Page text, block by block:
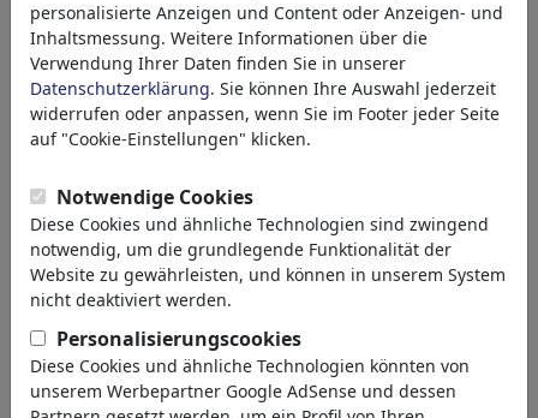
Liebe(17990)
Wirtschaft(21743)
Berühmte Personen(22592)
Philosophie(28939)
Forschung & Technik(10389)
Natur(27033)
Ihr Suchergebnis für: 'demokratie'
(4451)
zurück
Bilder gefunden:
personalisierte Anzeigen und Content oder Anzeigen- und
Inhaltsmessung. Weitere Informationen über die
Verwendung Ihrer Daten finden Sie in unserer
Datenschutzerklärung. Sie können Ihre Auswahl jederzeit
widerrufen oder anpassen, wenn Sie im Footer jeder Seite
auf "Cookie-Einstellungen" klicken.
Notwendige Cookies
Diese Cookies und ähnliche Technologien sind zwingend
notwendig, um die grundlegende Funktionalität der
Website zu gewährleisten, und können in unserem System
nicht deaktiviert werden.
Personalisierungscookies
Diese Cookies und ähnliche Technologien könnten von
unserem Werbepartner Google AdSense und dessen